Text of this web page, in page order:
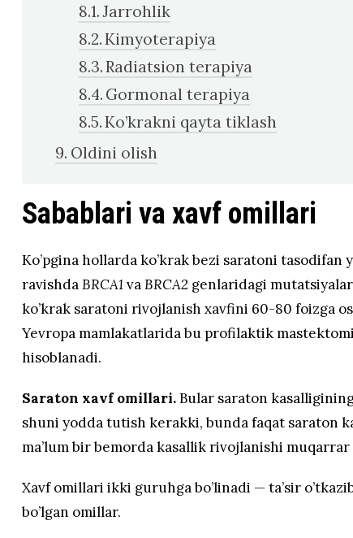
Jarrohlik
Kimyoterapiya
Radiatsion terapiya
Gormonal terapiya
Ko’krakni qayta tiklash
Oldini olish
Sabablari va xavf omillari
Ko’pgina hollarda ko’krak bezi saratoni
ravishdaBRCA1vaBRCA2 genlaridagi
ko’krak saratoni rivojlanish xavfini 60-80 foizga
Yevropa mamlakatlarida bu profilaktik
hisoblanadi.
Saraton xavf omillari.Bular saraton
shuni yodda tutish kerakki, bunda faqat saraton
ma’lum bir bemorda kasallik rivojlanishi
Xavf omillari ikki guruhga bo’linadi — ta’sir
bo’lgan omillar.